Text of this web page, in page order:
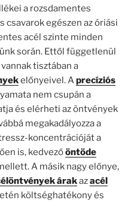
a rozsdamentes
csavarok egészen az óriási
acél szinte minden
során. Ettől függetlenül
tisztában a
előnyeivel. Aprecíziós
nem csupán a
és elérheti az öntvények
megakadályozza a
koncentrációját a
is, kedvezőöntöde
A másik nagy előnye,
árakazacél
költséghatékony és